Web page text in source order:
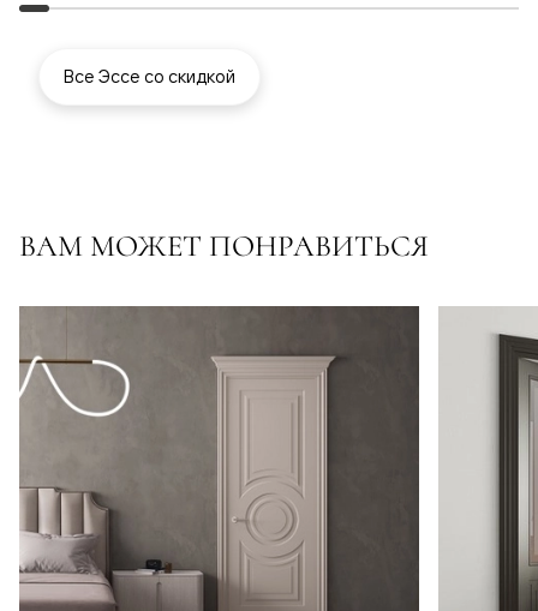
Все Эссе со скидкой
ВАМ МОЖЕТ ПОНРАВИТЬСЯ